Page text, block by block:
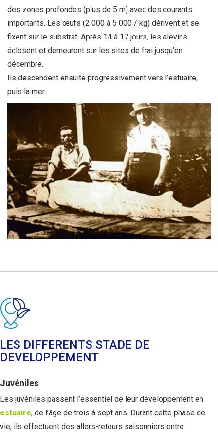
des zones profondes (plus de 5 m) avec des courants
importants. Les œufs (2 000 à 5 000 / kg) dérivent et se
fixent sur le substrat. Après 14 à 17 jours, les alevins
éclosent et demeurent sur les sites de frai jusqu’en
décembre.
Ils descendent ensuite progressivement vers l’estuaire,
puis la mer.
LES DIFFERENTS STADE DE
DEVELOPPEMENT
Juvéniles
Les juvéniles passent l’essentiel de leur développement en
estuaire, de l’âge de trois à sept ans. Durant cette phase de
vie, ils effectuent des allers-retours saisonniers entre